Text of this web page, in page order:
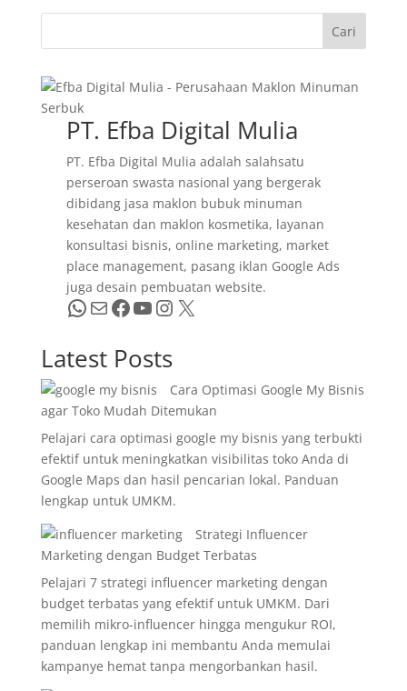
Cari
PT. Efba Digital Mulia
PT. Efba Digital Mulia adalah salahsatu
perseroan swasta nasional yang bergerak
dibidang jasa maklon bubuk minuman
kesehatan dan maklon kosmetika, layanan
konsultasi bisnis, online marketing, market
place management, pasang iklan Google Ads
juga desain pembuatan website.
WhatsApp Mail Facebook YouTube InstagramX
Latest Posts
Cara Optimasi Google My Bisnis
agar Toko Mudah Ditemukan
Pelajari cara optimasi google my bisnis yang terbukti
efektif untuk meningkatkan visibilitas toko Anda di
Google Maps dan hasil pencarian lokal. Panduan
lengkap untuk UMKM.
Strategi Influencer
Marketing dengan Budget Terbatas
Pelajari 7 strategi influencer marketing dengan
budget terbatas yang efektif untuk UMKM. Dari
memilih mikro-influencer hingga mengukur ROI,
panduan lengkap ini membantu Anda memulai
kampanye hemat tanpa mengorbankan hasil.